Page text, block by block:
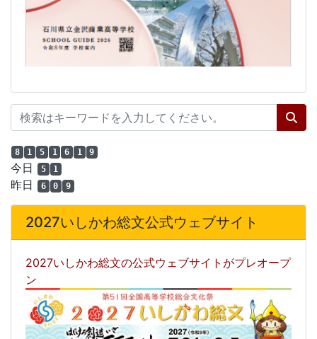
8 1 5 1 6 1 9
今日 5 1
昨日 6 0 9
2027いしかわ総文公式ウェブサイト
2027いしかわ総文の公式ウェブサイトがプレオープ
ン